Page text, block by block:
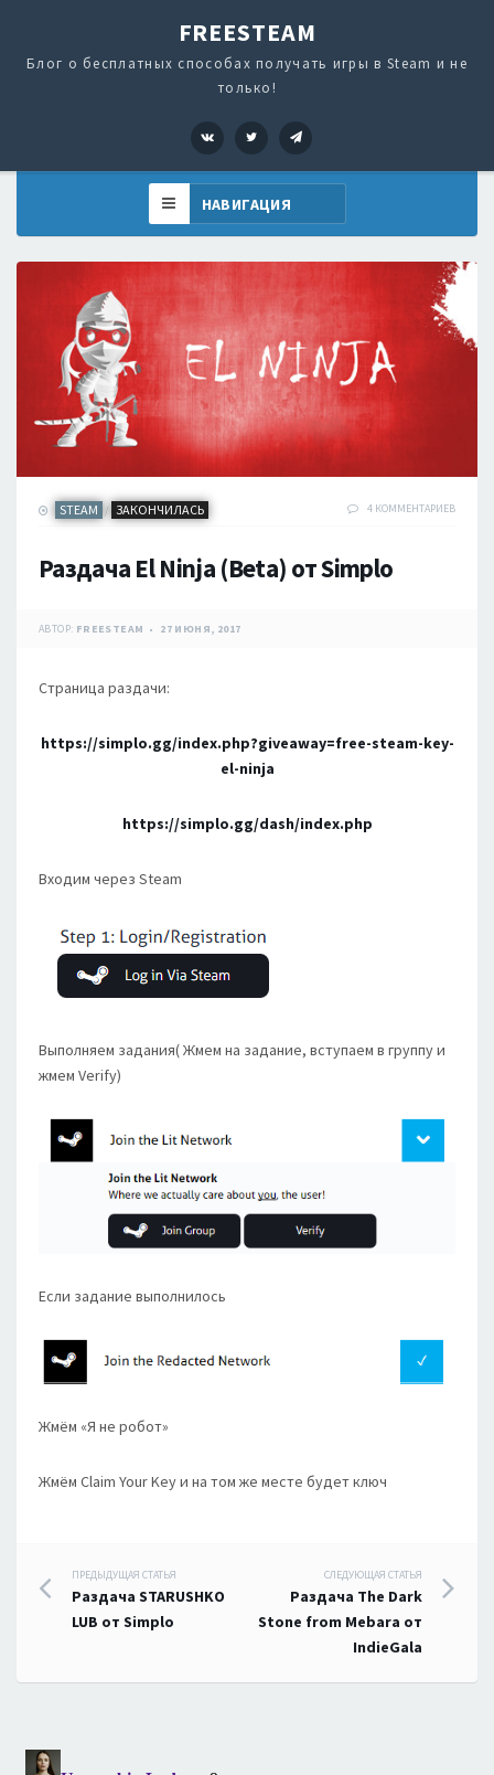
FREESTEAM
Блог о бесплатных способах получать игры в Steam и не
только!
VK Twitter
STEAM / ЗАКОНЧИЛАСЬ 4 КОММЕНТАРИЕВ
Раздача El Ninja (Beta) от Simplo
АВТОР: FREESTEAM 27 ИЮНЯ, 2017
Страница раздачи:
https://simplo.gg/index.php?giveaway=free-steam-key-
el-ninja
https://simplo.gg/dash/index.php
Входим через Steam
Выполняем задания( Жмем на задание, вступаем в группу и
жмем Verify)
Если задание выполнилось
Жмём «Я не робот»
Жмём Claim Your Key и на том же месте будет ключ
Навигация
по
записям
ПРЕДЫДУЩАЯ СТАТЬЯ
Раздача STARUSHKO
LUB от Simplo
СЛЕДУЮЩАЯ СТАТЬЯ
Раздача The Dark
Stone from Mebara от
IndieGala